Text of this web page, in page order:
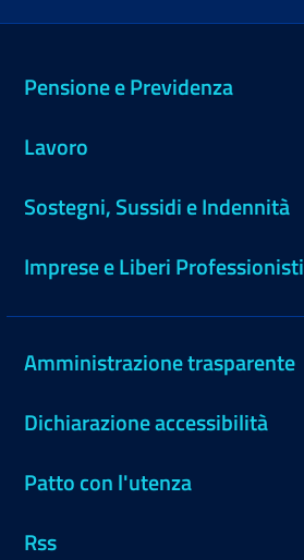
Pensione e Previdenza
Lavoro
Sostegni, Sussidi e Indennità
Imprese e Liberi Professionisti
Amministrazione trasparente
Dichiarazione accessibilità
Patto con l'utenza
Rss